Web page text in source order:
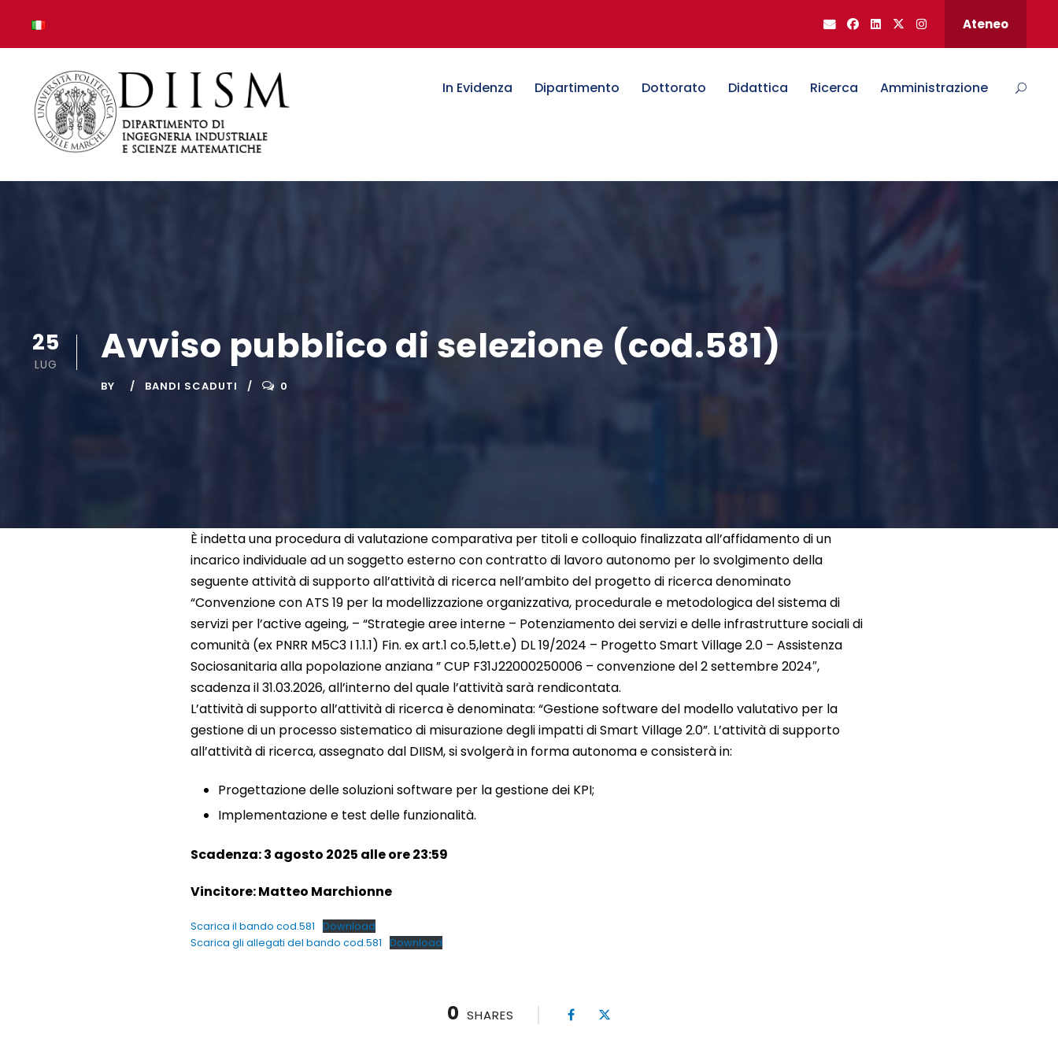
Ateneo
In Evidenza Dipartimento Dottorato Didattica Ricerca Amministrazione
25
LUG Avviso pubblico di selezione (cod.581)
BY BANDI SCADUTI 0
È indetta una procedura di valutazione comparativa per titoli e colloquio finalizzata all’affidamento di un
incarico individuale ad un soggetto esterno con contratto di lavoro autonomo per lo svolgimento della
seguente attività di supporto all’attività di ricerca nell’ambito del progetto di ricerca denominato
“Convenzione con ATS 19 per la modellizzazione organizzativa, procedurale e metodologica del sistema di
servizi per l’active ageing, – “Strategie aree interne – Potenziamento dei servizi e delle infrastrutture sociali di
comunità (ex PNRR M5C3 I 1.1.1) Fin. ex art.1 co.5,lett.e) DL 19/2024 – Progetto Smart Village 2.0 – Assistenza
Sociosanitaria alla popolazione anziana ” CUP F31J22000250006 – convenzione del 2 settembre 2024″,
scadenza il 31.03.2026, all’interno del quale l’attività sarà rendicontata.
L’attività di supporto all’attività di ricerca è denominata: “Gestione software del modello valutativo per la
gestione di un processo sistematico di misurazione degli impatti di Smart Village 2.0”. L’attività di supporto
all’attività di ricerca, assegnato dal DIISM, si svolgerà in forma autonoma e consisterà in:
Progettazione delle soluzioni software per la gestione dei KPI;
Implementazione e test delle funzionalità.
Scadenza: 3 agosto 2025 alle ore 23:59
Vincitore: Matteo Marchionne
Scarica il bando cod.581
Download
Scarica gli allegati del bando cod.581
Download
0 SHARES